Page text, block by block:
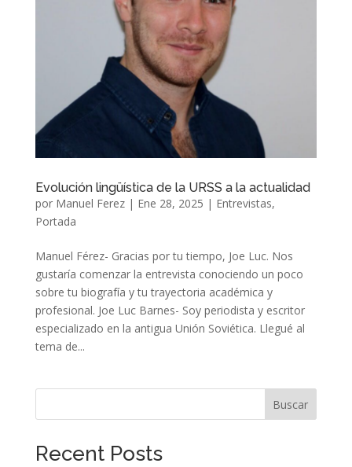
Evolución lingüística de la URSS a la actualidad
por Manuel Ferez| Ene 28, 2025 | Entrevistas,
Portada
Manuel Férez- Gracias por tu tiempo, Joe Luc. Nos
gustaría comenzar la entrevista conociendo un poco
sobre tu biografía y tu trayectoria académica y
profesional. Joe Luc Barnes- Soy periodista y escritor
especializado en la antigua Unión Soviética. Llegué al
tema de...
Buscar
Recent Posts